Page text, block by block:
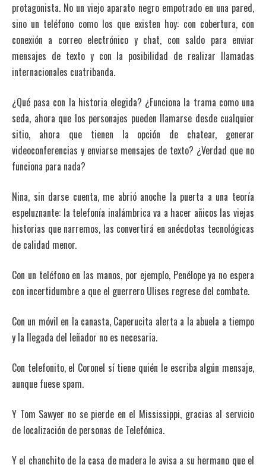
protagonista. No un viejo aparato negro empotrado en una pared,
sino un teléfono como los que existen hoy: con cobertura, con
conexión a correo electrónico y chat, con saldo para enviar
mensajes de texto y con la posibilidad de realizar llamadas
internacionales cuatribanda.
¿Qué pasa con la historia elegida? ¿Funciona la trama como una
seda, ahora que los personajes pueden llamarse desde cualquier
sitio, ahora que tienen la opción de chatear, generar
videoconferencias y enviarse mensajes de texto? ¿Verdad que no
funciona para nada?
Nina, sin darse cuenta, me abrió anoche la puerta a una teoría
espeluznante: la telefonía inalámbrica va a hacer añicos las viejas
historias que narremos, las convertirá en anécdotas tecnológicas
de calidad menor.
Con un teléfono en las manos, por ejemplo, Penélope ya no espera
con incertidumbre a que el guerrero Ulises regrese del combate.
Con un móvil en la canasta, Caperucita alerta a la abuela a tiempo
y la llegada del leñador no es necesaria.
Con telefonito, el Coronel sí tiene quién le escriba algún mensaje,
aunque fuese spam.
Y Tom Sawyer no se pierde en el Mississippi, gracias al servicio
de localización de personas de Telefónica.
Y el chanchito de la casa de madera le avisa a su hermano que el